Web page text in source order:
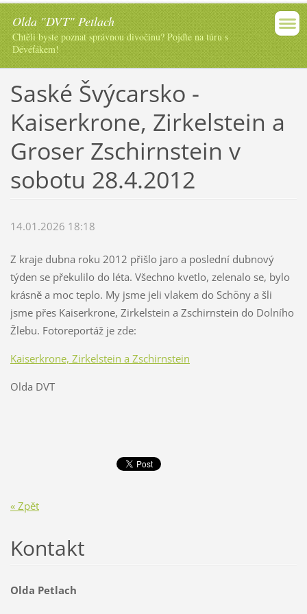
Olda "DVT" Petlach
Chtěli byste poznat správnou divočinu? Pojďte na túru s
Dévéťákem!
Saské Švýcarsko -
Kaiserkrone, Zirkelstein a
Groser Zschirnstein v
sobotu 28.4.2012
14.01.2026 18:18
Z kraje dubna roku 2012 přišlo jaro a poslední dubnový
týden se překulilo do léta. Všechno kvetlo, zelenalo se, bylo
krásně a moc teplo. My jsme jeli vlakem do Schöny a šli
jsme přes Kaiserkrone, Zirkelstein a Zschirnstein do Dolního
Žlebu. Fotoreportáž je zde:
Kaiserkrone, Zirkelstein a Zschirnstein
Olda DVT
« Zpět
Kontakt
Olda Petlach